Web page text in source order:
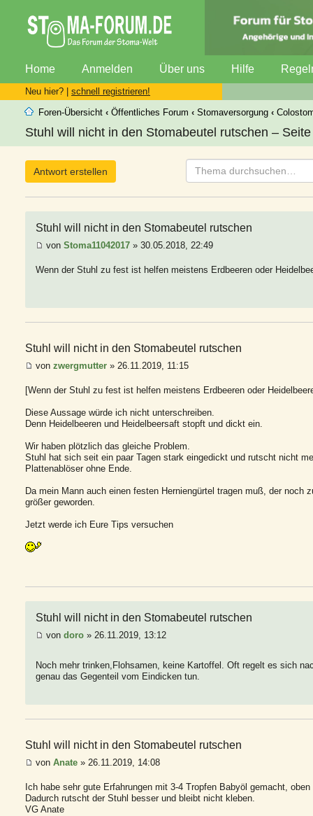
Home Anmelden Über uns Hilfe
Neu hier? | schnell registrieren!
Foren-Übersicht ‹ Öffentliches Forum ‹ Stomaversorgung ‹
Stuhl will nicht in den Stomabeutel rutschen –
Antwort erstellen
Stuhl will nicht in den Stomabeutel rutschen
von Stoma11042017 » 30.05.2018, 22:49
Wenn der Stuhl zu fest ist helfen meistens Erdbeeren oder
Stuhl will nicht in den Stomabeutel rutschen
von zwergmutter » 26.11.2019, 11:15
[Wenn der Stuhl zu fest ist helfen meistens Erdbeeren oder
Diese Aussage würde ich nicht unterschreiben.
Denn Heidelbeeren und Heidelbeersaft stopft und dickt ein.
Wir haben plötzlich das gleiche Problem.
Stuhl hat sich seit ein paar Tagen stark eingedickt und rutscht nicht
Plattenablöser ohne Ende.
Da mein Mann auch einen festen Herniengürtel tragen muß, der
größer geworden.
Jetzt werde ich Eure Tips versuchen
Stuhl will nicht in den Stomabeutel rutschen
von doro » 26.11.2019, 13:12
Noch mehr trinken,Flohsamen, keine Kartoffel. Oft regelt es sich
genau das Gegenteil vom Eindicken tun.
Stuhl will nicht in den Stomabeutel rutschen
von Anate » 26.11.2019, 14:08
Ich habe sehr gute Erfahrungen mit 3-4 Tropfen Babyöl gemacht,
Dadurch rutscht der Stuhl besser und bleibt nicht kleben.
VG Anate